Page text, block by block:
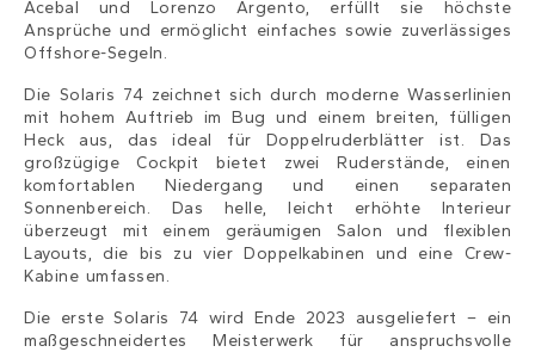
Acebal und Lorenzo Argento, erfüllt sie höchste
Ansprüche und ermöglicht einfaches sowie zuverlässiges
Offshore-Segeln.
Die Solaris 74 zeichnet sich durch moderne Wasserlinien
mit hohem Auftrieb im Bug und einem breiten, fülligen
Heck aus, das ideal für Doppelruderblätter ist. Das
großzügige Cockpit bietet zwei Ruderstände, einen
komfortablen Niedergang und einen separaten
Sonnenbereich. Das helle, leicht erhöhte Interieur
überzeugt mit einem geräumigen Salon und flexiblen
Layouts, die bis zu vier Doppelkabinen und eine Crew-
Kabine umfassen.
Die erste Solaris 74 wird Ende 2023 ausgeliefert – ein
maßgeschneidertes Meisterwerk für anspruchsvolle